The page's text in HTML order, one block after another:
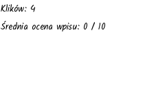
Klików: 4
Średnia ocena wpisu: 0 / 10